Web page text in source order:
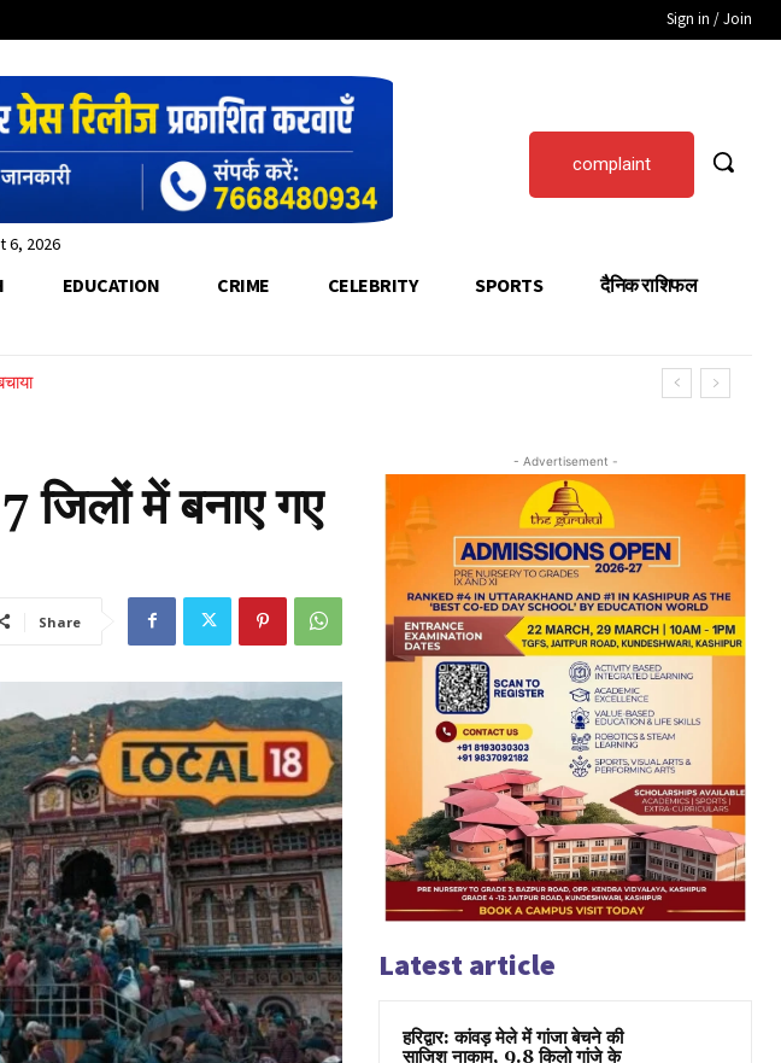
Sign in / Join
6, 2026
complaint
EDUCATION CRIME CELEBRITY SPORTS दैनिक राशिफल
जनसंपर्क पर रहेगा फोकस
में बनाए गए
Share
- Advertisement -
Latest article
हरिद्वार: कांवड़ मेले में गांजा बेचने की
साजिश नाकाम, 9.8 किलो गांजे के